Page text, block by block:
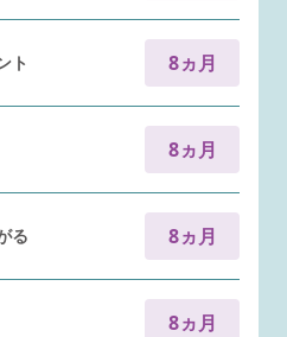
ト 8ヵ月
8ヵ月
る 8ヵ月
8ヵ月